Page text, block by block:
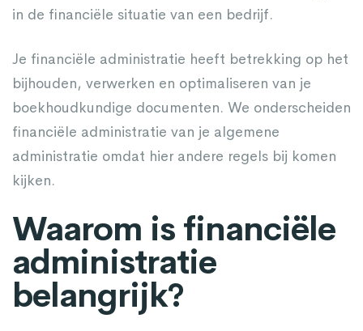
in de financiële situatie van een bedrijf.
Je financiële administratie heeft betrekking op het
bijhouden, verwerken en optimaliseren van je
boekhoudkundige documenten. We onderscheiden
financiële administratie van je algemene
administratie omdat hier andere regels bij komen
kijken.
Waarom is financiële
administratie
belangrijk?